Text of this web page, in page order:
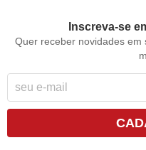
Inscreva-se
Quer receber novidades